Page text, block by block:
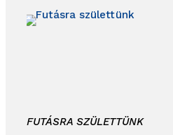
FUTÁSRA SZÜLETTÜNK